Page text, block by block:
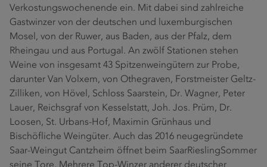
Verkostungswochenende ein. Mit dabei sind zahlreiche
Gastwinzer von der deutschen und luxemburgischen
Mosel, von der Ruwer, aus Baden, aus der Pfalz, dem
Rheingau und aus Portugal. An zwölf Stationen stehen
Weine von insgesamt 43 Spitzenweingütern zur Probe,
darunter Van Volxem, von Othegraven, Forstmeister Geltz-
Zilliken, von Hövel, Schloss Saarstein, Dr. Wagner, Peter
Lauer, Reichsgraf von Kesselstatt, Joh. Jos. Prüm, Dr.
Loosen, St. Urbans-Hof, Maximin Grünhaus und
Bischöfliche Weingüter. Auch das 2016 neugegründete
Saar-Weingut Cantzheim öffnet beim SaarRieslingSommer